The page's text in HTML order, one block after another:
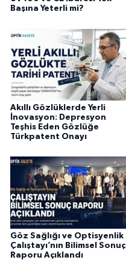
Başına Yeterli mi?
Akıllı Gözlüklerde Yerli
İnovasyon: Depresyon
Teşhis Eden Gözlüğe
Türkpatent Onayı
Göz Sağlığı ve Optisyenlik
Çalıştayı’nın Bilimsel Sonuç
Raporu Açıklandı